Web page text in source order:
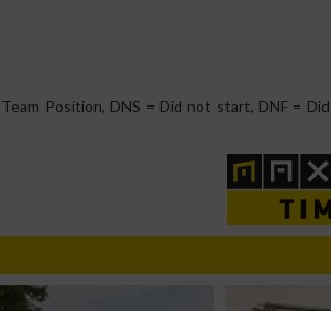
Position, DNS = Did not start, DNF =